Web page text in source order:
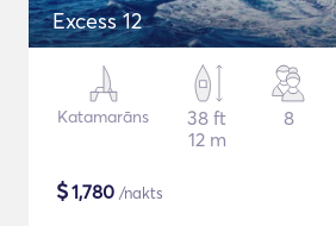
Excess 12
Katamarāns
38 ft
12 m
8
$1,780 /nakts